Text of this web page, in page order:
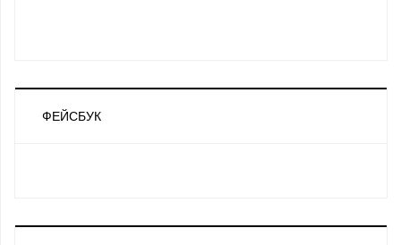
ФЕЙСБУК